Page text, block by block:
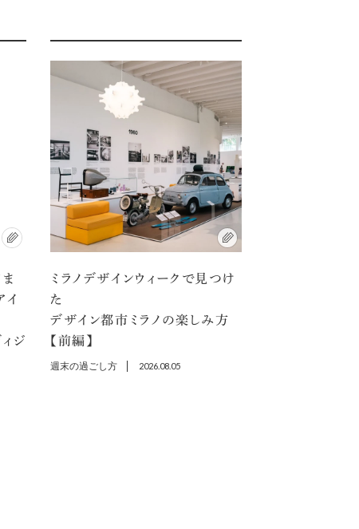
イ
ジ
ミラノデザインウィークで見つけ
た
デザイン都市ミラノの楽しみ方
【前編】
週末の過ごし方 2026.08.05